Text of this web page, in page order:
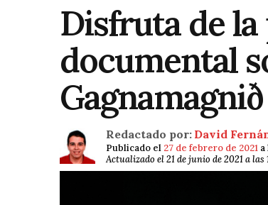
Disfruta de
documental
Gagnamagnið
Redactado por: David
Publicado el 27 de febrero de 2021 a
Actualizado el 21 de junio de 2021 a las